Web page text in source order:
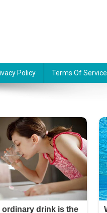
Policy Terms Of Service